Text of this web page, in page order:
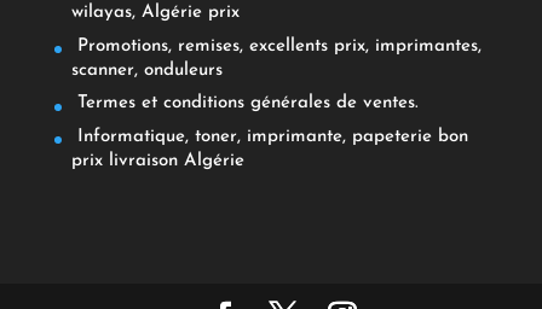
wilayas, Algérie prix
Promotions, remises, excellents prix, imprimantes,
scanner, onduleurs
Termes et conditions générales de ventes.
Informatique, toner, imprimante, papeterie bon
prix livraison Algérie